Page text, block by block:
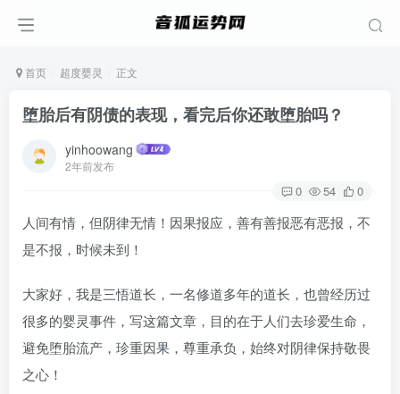
首页 超度婴灵 正文
堕胎后有阴债的表现，看完后你还敢堕胎吗？
yinhoowang
2年前发布
0 54 0
人间有情，但阴律无情！因果报应，善有善报恶有恶报，不
是不报，时候未到！
大家好，我是三悟道长，一名修道多年的道长，也曾经历过
很多的婴灵事件，写这篇文章，目的在于人们去珍爱生命，
避免堕胎流产，珍重因果，尊重承负，始终对阴律保持敬畏
之心！